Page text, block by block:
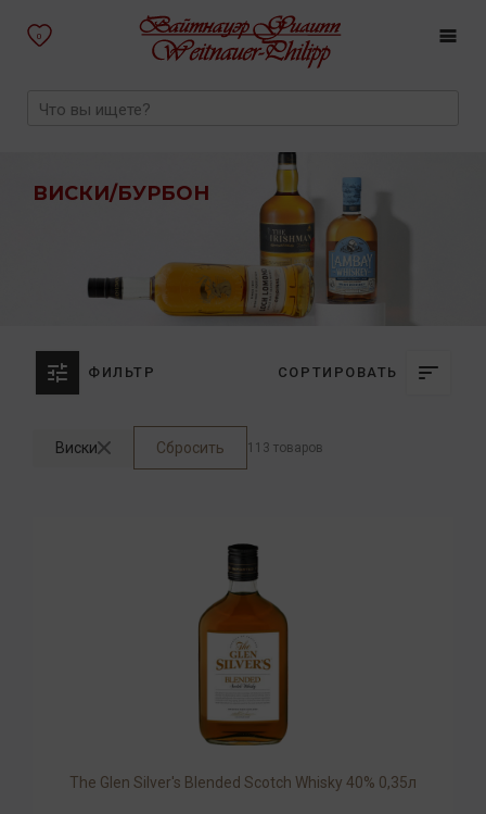
0
ВИСКИ/БУРБОН
ФИЛЬТР СОРТИРОВАТЬ
Виски Сбросить 113 товаров
The Glen Silver's Blended Scotch Whisky 40% 0,35л